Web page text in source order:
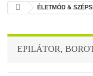
ÉLETMÓD &
EPILÁTOR,